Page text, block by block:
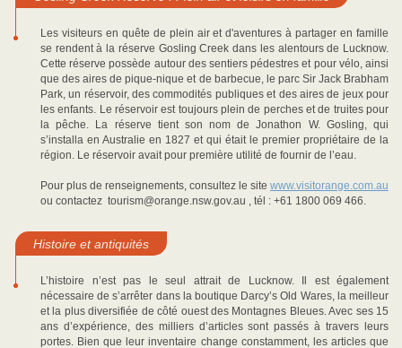
Les visiteurs en quête de plein air et d'aventures à partager en famille
se rendent à la réserve Gosling Creek dans les alentours de Lucknow.
Cette réserve possède autour des sentiers pédestres et pour vélo, ainsi
que des aires de pique-nique et de barbecue, le parc Sir Jack Brabham
Park, un réservoir, des commodités publiques et des aires de jeux pour
les enfants. Le réservoir est toujours plein de perches et de truites pour
la pêche. La réserve tient son nom de Jonathon W. Gosling, qui
s’installa en Australie en 1827 et qui était le premier propriétaire de la
région. Le réservoir avait pour première utilité de fournir de l’eau.
Pour plus de renseignements, consultez le site www.visitorange.com.au
ou contactez tourism@orange.nsw.gov.au , tél : +61 1800 069 466.
Histoire et antiquités
L’histoire n’est pas le seul attrait de Lucknow. Il est également
nécessaire de s’arrêter dans la boutique Darcy’s Old Wares, la meilleur
et la plus diversifiée de côté ouest des Montagnes Bleues. Avec ses 15
ans d’expérience, des milliers d’articles sont passés à travers leurs
portes. Bien que leur inventaire change constamment, les articles que